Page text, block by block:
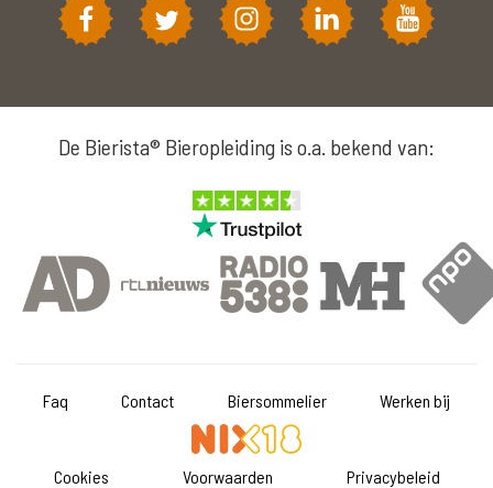
De Bierista® Bieropleiding is o.a. bekend van:
Faq Contact Biersommelier Werken bij
Cookies Voorwaarden Privacybeleid